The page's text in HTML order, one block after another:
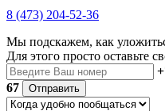
8 (473) 204-52-36
Мы подскажем, как
Для этого просто оставьте
67
Отправить